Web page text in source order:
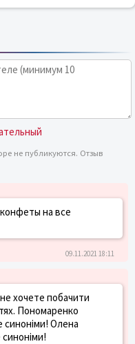
не публикуются. Отзыв
на все
09.11.2021 18:11
хочете побачити
Пономаренко
синоніми! Олена
синоніми!